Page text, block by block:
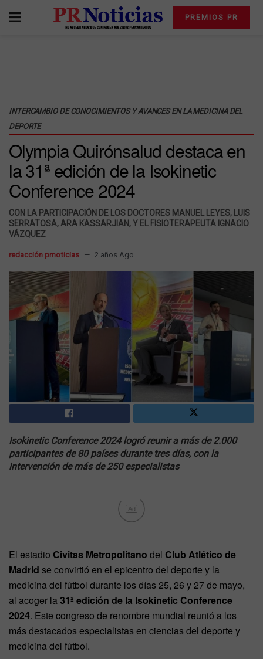
PREMIOS PR
INTERCAMBIO DE CONOCIMIENTOS Y AVANCES EN LA MEDICINA DEL
DEPORTE
Olympia Quirónsalud destaca en
la 31ª edición de la Isokinetic
Conference 2024
CON LA PARTICIPACIÓN DE LOS DOCTORES MANUEL LEYES, LUIS
SERRATOSA, ARA KASSARJIAN, Y EL FISIOTERAPEUTA IGNACIO
VÁZQUEZ
redacción prnoticias 2 años Ago
Isokinetic Conference 2024 logró reunir a más de 2.000
participantes de 80 países durante tres días, con la
intervención de más de 250 especialistas
Ad
El estadio Civitas Metropolitano del Club Atlético de
Madrid se convirtió en el epicentro del deporte y la
medicina del fútbol durante los días 25, 26 y 27 de mayo,
al acoger la31ª edición de la Isokinetic Conference
2024. Este congreso de renombre mundial reunió a los
más destacados especialistas en ciencias del deporte y
medicina del fútbol.